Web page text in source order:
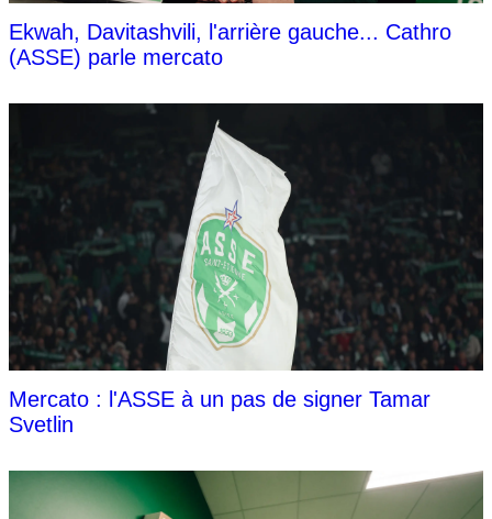
Ekwah, Davitashvili, l'arrière gauche... Cathro
(ASSE) parle mercato
Mercato : l'ASSE à un pas de signer Tamar
Svetlin